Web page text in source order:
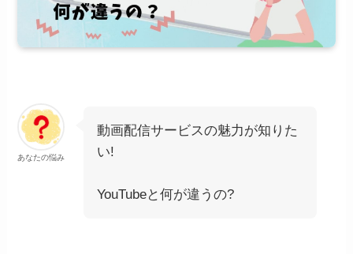
あなたの悩み
動画配信サービスの魅力が知りた
い!
YouTubeと何が違うの?